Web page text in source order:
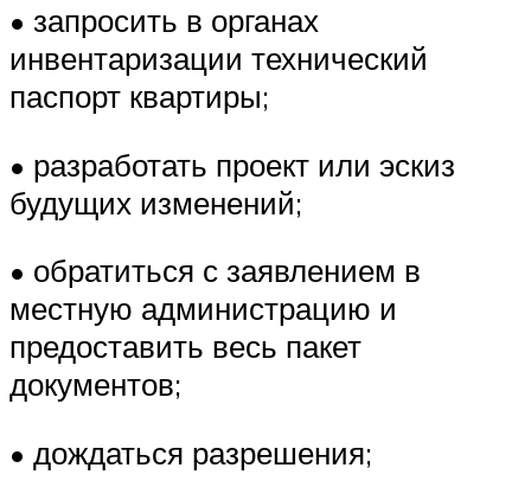
• запросить в органах
инвентаризации технический
паспорт квартиры;
• разработать проект или эскиз
будущих изменений;
• обратиться с заявлением в
местную администрацию и
предоставить весь пакет
документов;
• дождаться разрешения;